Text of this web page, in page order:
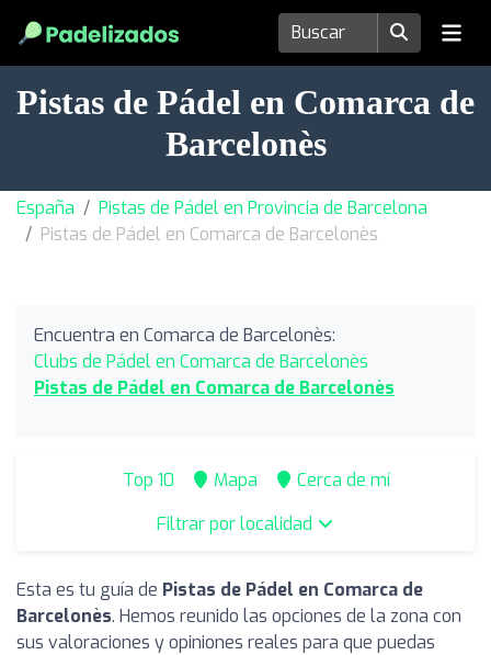
Pistas de Pádel en Comarca de
Barcelonès
España
Pistas de Pádel en Provincia de Barcelona
Pistas de Pádel en Comarca de Barcelonès
Encuentra en Comarca de Barcelonès:
Clubs de Pádel en Comarca de Barcelonès
Pistas de Pádel en Comarca de Barcelonès
Top 10 Mapa
Cerca de mí
Filtrar por localidad
Esta es tu guía de Pistas de Pádel en Comarca de
Barcelonès. Hemos reunido las opciones de la zona con
sus valoraciones y opiniones reales para que puedas